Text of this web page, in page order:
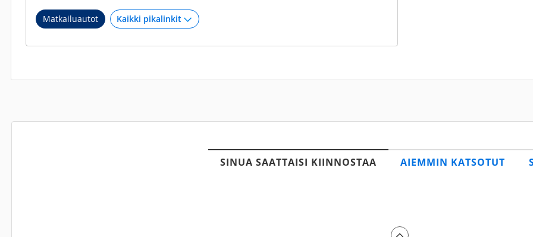
Matkailuautot
SINUA SAATTAISI KIINNOSTAA AIEMMIN KATSOTUT